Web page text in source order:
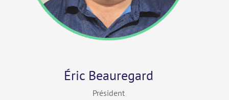
Éric Beauregard
Président